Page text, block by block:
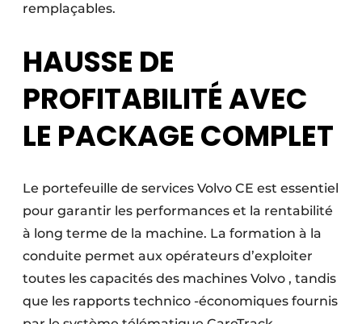
remplaçables.
HAUSSE DE
PROFITABILITÉ AVEC
LE PACKAGE COMPLET
Le portefeuille de services Volvo CE est essentiel
pour garantir les performances et la rentabilité
à long terme de la machine. La formation à la
conduite permet aux opérateurs d’exploiter
toutes les capacités des machines Volvo , tandis
que les rapports technico -économiques fournis